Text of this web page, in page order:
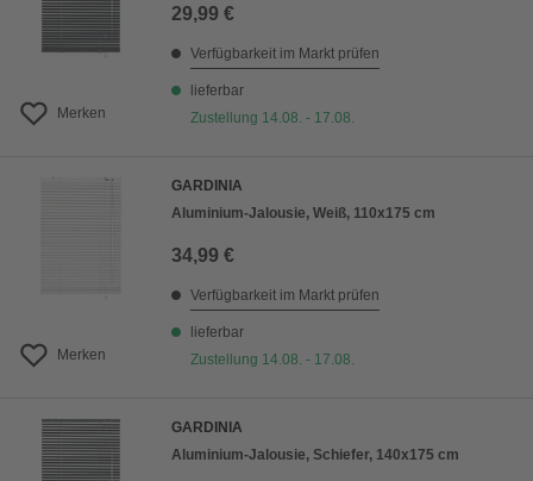
Merken
29,99 €
Verfügbarkeit im Markt prüfen
lieferbar
Zustellung 14.08. - 17.08.
Merken
GARDINIA
Aluminium-Jalousie, Weiß, 110x175 cm
34,99 €
Verfügbarkeit im Markt prüfen
lieferbar
Zustellung 14.08. - 17.08.
GARDINIA
Aluminium-Jalousie, Schiefer, 140x175 cm